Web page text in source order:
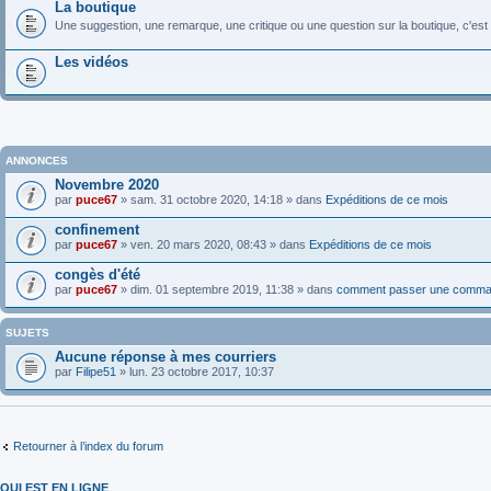
La boutique
Une suggestion, une remarque, une critique ou une question sur la boutique, c'est
Les vidéos
ANNONCES
Novembre 2020
par puce67 » sam. 31 octobre 2020, 14:18 » dans Expéditions de ce mois
confinement
par puce67 » ven. 20 mars 2020, 08:43 » dans Expéditions de ce mois
congès d'été
par puce67 » dim. 01 septembre 2019, 11:38 » dans comment passer une
SUJETS
Aucune réponse à mes courriers
par Filipe51 » lun. 23 octobre 2017, 10:37
Retourner à l’index du forum
QUI EST EN LIGNE